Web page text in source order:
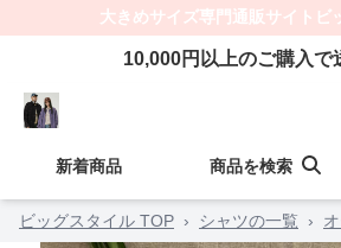
大きめサイズ専門通販サイト ビ
10,000円以上のご購入で
新着商品 商品を検索
ビッグスタイル TOP › シャツの一覧 ›